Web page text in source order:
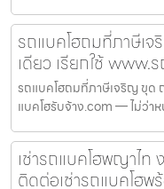
รถแบคโฮถมที่ภาษีเ
เดียว เรียกใช้ www.
รถแบคโฮถมที่ภาษีเจริญ ขุด
แบคโฮรับจ้าง.com — ไม่ว่า
เช่ารถแบคโฮพญาไท
ติดต่อเช่ารถแบคโฮ